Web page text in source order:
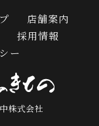
店舗案内
採用情報
ー
株式会社